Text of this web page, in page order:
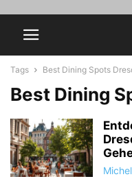
Tags Best Dining Spots
Best Dining